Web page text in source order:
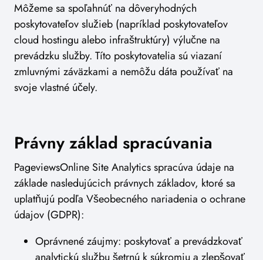
Môžeme sa spoľahnúť na dôveryhodných
poskytovateľov služieb (napríklad poskytovateľov
cloud hostingu alebo infraštruktúry) výlučne na
prevádzku služby. Títo poskytovatelia sú viazaní
zmluvnými záväzkami a nemôžu dáta používať na
svoje vlastné účely.
Právny základ spracúvania
PageviewsOnline Site Analytics spracúva údaje na
základe nasledujúcich právnych základov, ktoré sa
uplatňujú podľa Všeobecného nariadenia o ochrane
údajov (GDPR):
Oprávnené záujmy: poskytovať a prevádzkovať